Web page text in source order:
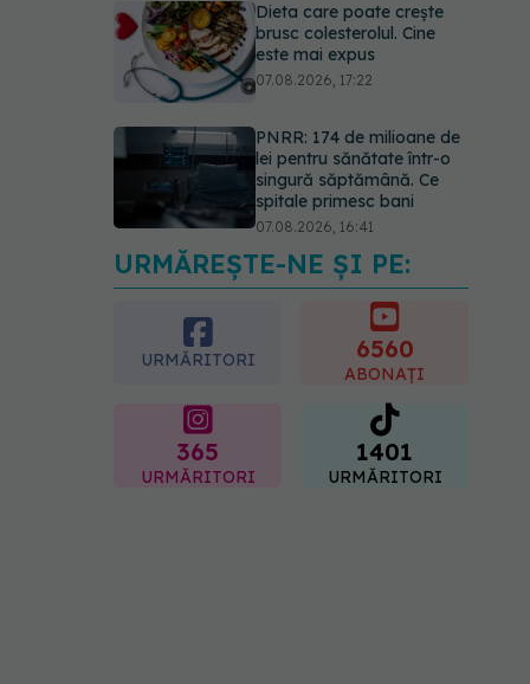
Dieta care poate crește
brusc colesterolul. Cine
este mai expus
07.08.2026, 17:22
PNRR: 174 de milioane de
lei pentru sănătate într-o
singură săptămână. Ce
spitale primesc bani
07.08.2026, 16:41
Ce spune culoarea ta
preferată despre vârsta
pe care o ai. Care este
"codul cromatic" al
URMĂREȘTE-NE ȘI PE:
URMĂRITORI 6560
ABONAȚI
365
URMĂRITORI
1401
URMĂRITORI